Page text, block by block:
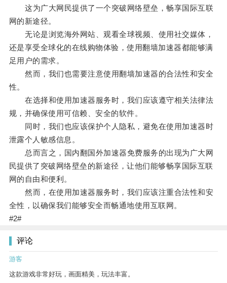
这为广大网民提供了一个突破网络壁垒，畅享国际互联
网的新途径。
无论是浏览海外网站、观看全球视频、使用社交媒体，
还是享受全球化的在线购物体验，使用翻墙加速器都能够满
足用户的需求。
然而，我们也需要注意使用翻墙加速器的合法性和安全
性。
在选择和使用加速器服务时，我们应该遵守相关法律法
规，并确保使用可信赖、安全的软件。
同时，我们也应该保护个人隐私，避免在使用加速器时
泄露个人敏感信息。
总而言之，国内翻国外加速器免费服务的出现为广大网
民提供了突破网络壁垒的新途径，让他们能够畅享国际互联
网的自由和便利。
然而，在使用加速器服务时，我们应该注重合法性和安
全性，以确保我们能够安全而畅通地使用互联网。
#2#
评论
游客
这款游戏非常好玩，画面精美，玩法丰富。